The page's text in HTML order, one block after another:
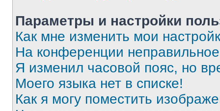
Параметры и настройки
Как мне изменить мои
На конференции
Я изменил часовой пояс, но
Моего языка нет в списке!
Как я могу поместить